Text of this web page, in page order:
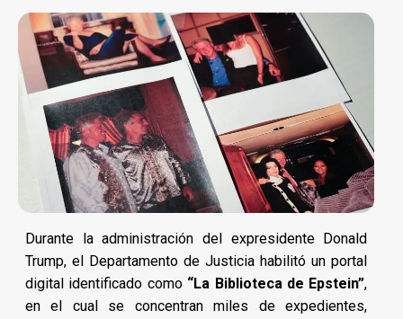
Durante la administración del expresidente Donald
Trump, el Departamento de Justicia habilitó un portal
digital identificado como “La Biblioteca de Epstein”,
en el cual se concentran miles de expedientes,